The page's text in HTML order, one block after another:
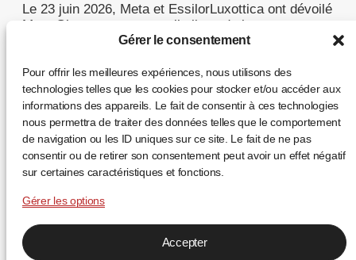
Gérer le consentement
Pour offrir les meilleures expériences, nous utilisons des
technologies telles que les cookies pour stocker et/ou accéder aux
informations des appareils. Le fait de consentir à ces technologies
nous permettra de traiter des données telles que le comportement
de navigation ou les ID uniques sur ce site. Le fait de ne pas
consentir ou de retirer son consentement peut avoir un effet négatif
sur certaines caractéristiques et fonctions.
Gérer les options
Accepter
Le 23 juin 2026, Meta et EssilorLuxottica ont dévoilé
Meta Glasses, une nouvelle ligne de lunettes
intelligentes. Après les Ray-Ban Meta et les Oakley
directement le nom de Meta — signe que la lunette
connectée s’affirme comme une catégorie optique
autonome, et non plus comme un […]